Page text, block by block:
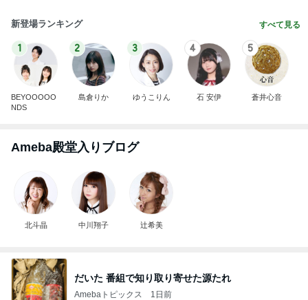
新登場ランキング すべて見る
1
BEYOOOOO
NDS
2
島倉りか
3
ゆうこりん
4
石 安伊
5
蒼井心音
Ameba殿堂入りブログ
北斗晶 中川翔子 辻希美
だいた 番組で知り取り寄せた源たれ
Amebaトピックス 1日前